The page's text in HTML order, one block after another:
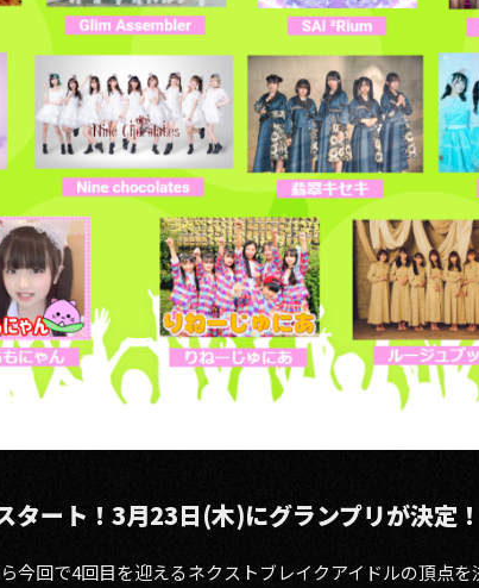
ート！3月23日(木)にグランプリが決定！
今回で4回目を迎えるネクストブレイクアイドルの頂点